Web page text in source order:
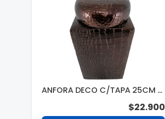
ANFORA DECO C/TAPA 25CM 3
$22.900